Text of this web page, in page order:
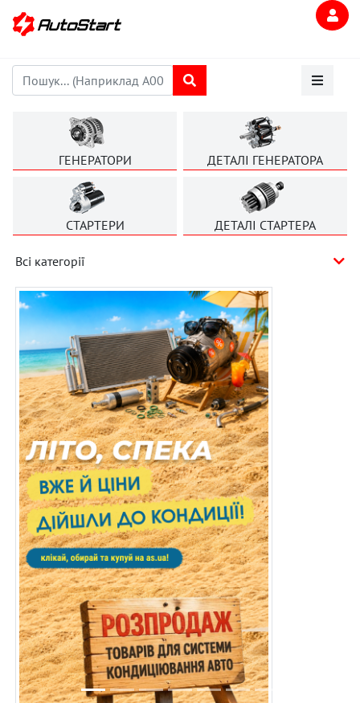
ГЕНЕРАТОРИ ДЕТАЛІ ГЕНЕРАТОРА
СТАРТЕРИ ДЕТАЛІ СТАРТЕРА
Всі категорії